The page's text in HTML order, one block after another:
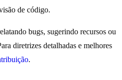
de código.
bugs, sugerindo recursos ou
diretrizes detalhadas e melhores
.